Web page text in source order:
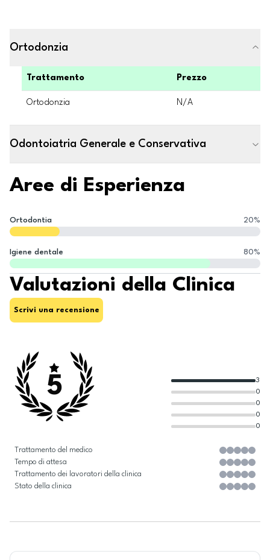
Ortodonzia
Trattamento Prezzo
Ortodonzia N/A
Odontoiatria Generale e Conservativa
Aree di Esperienza
Ortodontia 20%
Igiene dentale 80%
Valutazioni della Clinica
Scrivi una recensione
5
0
0
0
0
3
Trattamento del medico
Tempo di attesa
Trattamento dei lavoratori della clinica
Stato della clinica